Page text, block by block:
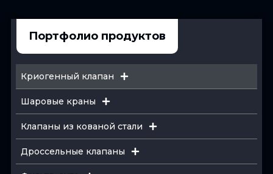
Портфолио продуктов
Криогенный клапан
Шаровые краны
Клапаны из кованой стали
Дроссельные клапаны